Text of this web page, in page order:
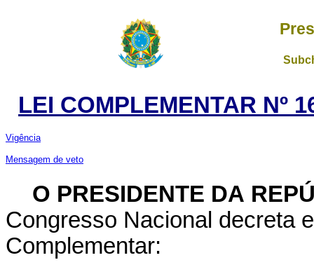
LEI COMPLEMENTAR Nº
Vigência
Mensagem de veto
O PRESIDENTE DA
Congresso Nacional decreta
Complementar: